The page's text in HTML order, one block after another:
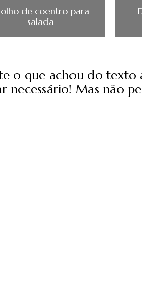
de coentro para
salada
o que achou do texto
necessário! Mas não